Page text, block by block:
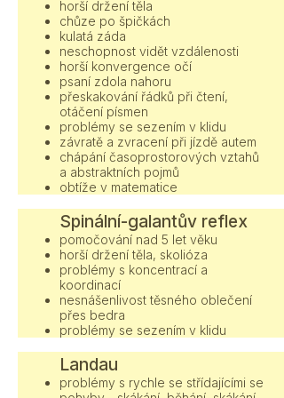
horší držení těla
chůze po špičkách
kulatá záda
neschopnost vidět vzdálenosti
horší konvergence očí
psaní zdola nahoru
přeskakování řádků při čtení,
otáčení písmen
problémy se sezením v klidu
závratě a zvracení při jízdě autem
chápání časoprostorových vztahů
a abstraktních pojmů
obtíže v matematice
Spinální-galantův reflex
pomočování nad 5 let věku
horší držení těla, skolióza
problémy s koncentrací a
koordinací
nesnášenlivost těsného oblečení
přes bedra
problémy se sezením v klidu
Landau
problémy s rychle se střídajícími se